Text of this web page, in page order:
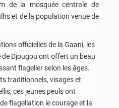
de la mosquée centrale de
et de la population venue de
officielles de la Gaani, les
de Djougou ont offert un beau
flageller selon les âges.
traditionnels, visages et
ces jeunes peuls ont
flagellation le courage et la